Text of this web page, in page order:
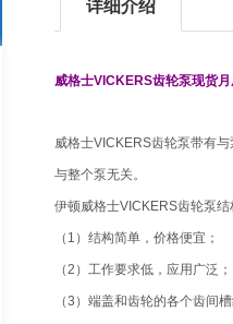
详细介绍
威格士VICKERS齿轮泵现货
威格士VICKERS齿轮泵带有
与整个泵无关。
伊顿威格士VICKERS齿轮泵结
（1）结构简单，价格便宜；
（2）工作要求低，应用广泛；
（3）端盖和齿轮的各个齿间